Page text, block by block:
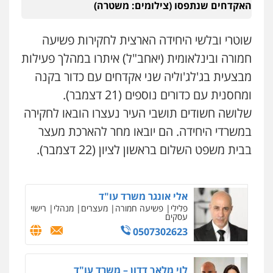
עו"ד אלון ארז
0507368203
שחר לדובסקי, עו"ד
פלילי מעצרים וחקירות עבירות המתה
דין לענייני אסירים
0507913332
עו"ד איהאב ג'לג'ולי
0505216700
עו"ד שלומי שרון
פלילי צבאי מעצרים וחקירות
0547342002
האקדחים שנתפסו (צילומים: משטרה)
שוטרי ובלשי היחידה הארצית לחקירות פשיעה
חמורה ובינלאומית (יאחב"ל) איתרו במהלך פעילות
מבצעית בג'לג'וליה שני אקדחים עם כדור בקנה
ומחסנית עם כדורים נוספים (21 דצמבר).
שלושה חשודים תושבי העיר נעצרו הובאו לחקירה
במשרדי היחידה. הם יובאו מחר להארכת מעצר
בבית משפט השלום בראשון לציון (22 דצמבר).
משפט פלילי
עו"ד עלי סעדי
פלילי פשיעה חמורה ליווי וייצוג בחקירות
ומעצרים
0508824984
עו"ד שגיא אקו
פלילי מעצרים וחקירות סמים עבירות מין
עורכי דין לענייני אסירים
אלי אונגר משרד עו"ד
פלילי פשיעה חמורה מעצרים מנהלי רישוי
עסקים
0507302623
לוי מלאך דדון – משרד עו"ד
ניר קידר – צלם
צילום עורכי דין שירותים מקצועיים לעורכי